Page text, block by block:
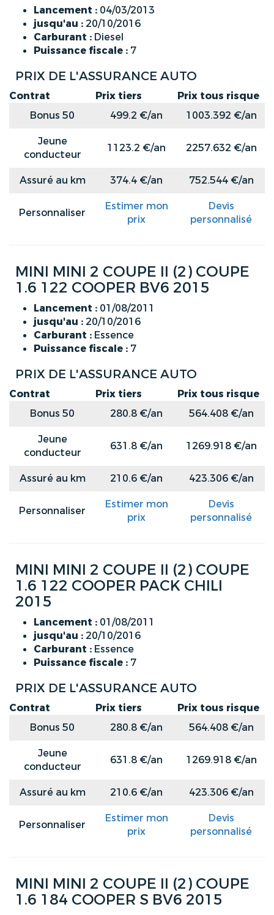
Lancement : 04/03/2013
jusqu'au : 20/10/2016
Carburant : Diesel
Puissance fiscale : 7
PRIX DE L'ASSURANCE AUTO
Contrat Prix tiers
Prix tous risque
Bonus 50
499.2 €/an
1003.392 €/an
Jeune
conducteur
1123.2 €/an 2257.632 €/an
Assuré au km 374.4 €/an 752.544 €/an
Personnaliser
Estimer mon
prix
Devis
personnalisé
MINI MINI 2 COUPE II (2) COUPE
1.6 122 COOPER BV6 2015
Lancement : 01/08/2011
jusqu'au : 20/10/2016
Carburant : Essence
Puissance fiscale : 7
PRIX DE L'ASSURANCE AUTO
Contrat Prix tiers
Prix tous risque
Bonus 50
280.8 €/an
564.408 €/an
Jeune
conducteur
631.8 €/an 1269.918 €/an
Assuré au km 210.6 €/an 423.306 €/an
Personnaliser
Estimer mon
prix
Devis
personnalisé
MINI MINI 2 COUPE II (2) COUPE
1.6 122 COOPER PACK CHILI
2015
Lancement : 01/08/2011
jusqu'au : 20/10/2016
Carburant : Essence
Puissance fiscale : 7
PRIX DE L'ASSURANCE AUTO
Contrat Prix tiers
Prix tous risque
Bonus 50
280.8 €/an
564.408 €/an
Jeune
conducteur
631.8 €/an 1269.918 €/an
Assuré au km 210.6 €/an 423.306 €/an
Personnaliser
Estimer mon
prix
Devis
personnalisé
MINI MINI 2 COUPE II (2) COUPE
1.6 184 COOPER S BV6 2015